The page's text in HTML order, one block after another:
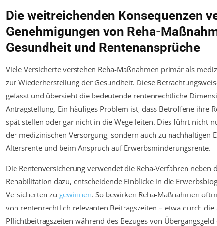
Die weitreichenden Konsequenzen
Genehmigungen von Reha-
Gesundheit und Rentenansprüche
Viele Versicherte verstehen Reha-Maßnahmen primär als
zur Wiederherstellung der Gesundheit. Diese
gefasst und übersieht die bedeutende rentenrechtliche
Antragstellung. Ein häufiges Problem ist, dass Betroffene ihre
spät stellen oder gar nicht in die Wege leiten. Dies führt nicht
der medizinischen Versorgung, sondern auch zu nachhaltigen
Altersrente und beim Anspruch auf Erwerbsminderungsrente.
Die Rentenversicherung verwendet die Reha-Verfahren neben
Rehabilitation dazu, entscheidende Einblicke in die
Versicherten zu gewinnen. So bewirken Reha-Maßnahmen
von rentenrechtlich relevanten Beitragszeiten – etwa durch die
Pflichtbeitragszeiten während des Bezuges von